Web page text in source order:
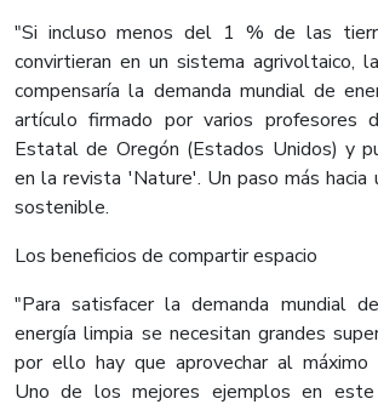
"Si incluso menos del 1 % de las
convirtieran en un sistema agrivoltaico,
compensaría la demanda mundial de
artículo firmado por varios profesores
Estatal de Oregón (Estados Unidos) y
en la revista 'Nature'. Un paso más hacia
sostenible.
Los beneficios de compartir espacio
"Para satisfacer la demanda mundial
energía limpia se necesitan grandes
por ello hay que aprovechar al máximo
Uno de los mejores ejemplos en